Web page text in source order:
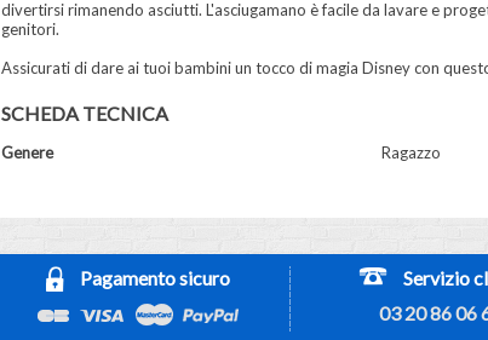
divertirsi rimanendo asciutti. L'asciugamano è facile da lavare e
genitori.
Assicurati di dare ai tuoi bambini un tocco di magia Disney con
SCHEDA TECNICA
Genere Ragazzo
Pagamento sicuro
Servizio
03 20 86 06